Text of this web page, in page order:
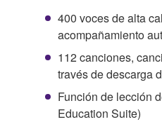
400 voces de alta
acompañamiento
112 canciones,
través de descarga
Función de lección
Education Suite)